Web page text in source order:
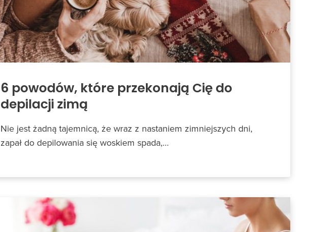
6 powodów, które przekonają Cię do
depilacji zimą
Nie jest żadną tajemnicą, że wraz z nastaniem zimniejszych dni,
zapał do depilowania się woskiem spada,…